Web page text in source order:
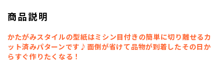
商品説明
かたがみスタイルの型紙はミシン目付きの簡単に切り離せるカ
ット済みパターンです♪面倒が省けて品物が到着したその日か
らすぐ作りたくなる！